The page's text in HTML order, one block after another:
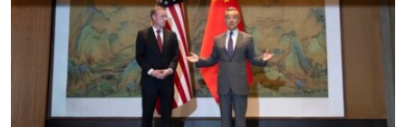
NGƯỜI VIỆT HẢI NGOẠI
ĐỜI SỐNG
KINH TẾ
KHOA HỌC
TẠI
HÀNH TRÌNH BẦU CỬ 2024
MỘT NĂM CHIẾN TRANH TẠI DẢI GAZA
GIẢI MÃ VÀNH ĐAI & CON ĐƯỜNG
VIDEO
NGHE
MẠNG XÃ HỘI